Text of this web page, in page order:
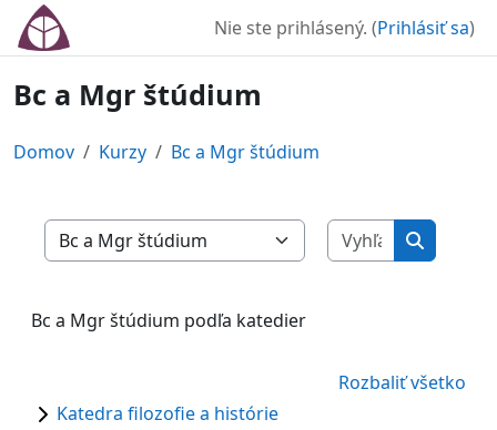
Preskočiť na hlavný obsah
Nie ste prihlásený. (Prihlásiť sa)
Bc a Mgr štúdium
Domov Kurzy Bc a Mgr štúdium
Kategórie kurzov
Vyhľadať
Vyhľadať
Bc a Mgr štúdium podľa katedier
Rozbaliť všetko
Katedra filozofie a histórie